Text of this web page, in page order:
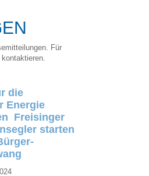
Für
die
Energie
Freisinger
starten